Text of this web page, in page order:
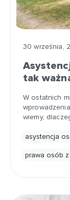
30 września,
tak
W ostatnich
wiemy,
asystencja
prawa osób z